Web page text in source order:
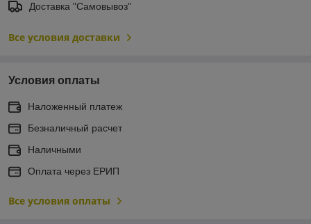
Доставка "Самовывоз"
Все условия доставки
Условия оплаты
Наложенный платеж
Безналичный расчет
Наличными
Оплата через ЕРИП
Все условия оплаты